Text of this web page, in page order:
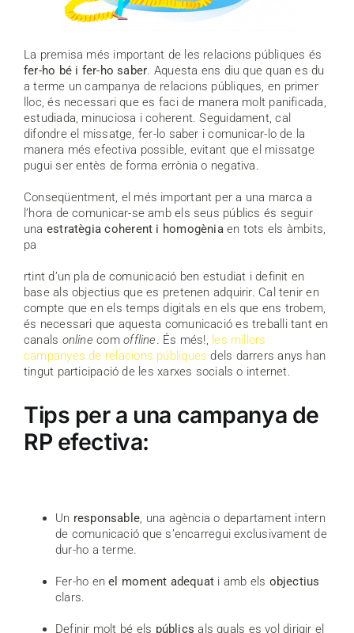
La premisa més important de les relacions públiques és
fer-ho bé i fer-ho saber. Aquesta ens diu que quan es du
a terme un campanya de relacions públiques, en primer
lloc, és necessari que es faci de manera molt panificada,
estudiada, minuciosa i coherent. Seguidament, cal
difondre el missatge, fer-lo saber i comunicar-lo de la
manera més efectiva possible, evitant que el missatge
pugui ser entès de forma errònia o negativa.
Conseqüentment, el més important per a una marca a
l’hora de comunicar-se amb els seus públics és seguir
una estratègia coherent i homogèniaen tots els àmbits,
pa
rtint d’un pla de comunicació ben estudiat i definit en
base als objectius que es pretenen adquirir. Cal tenir en
compte que en els temps digitals en els que ens trobem,
és necessari que aquesta comunicació es treballi tant en
canals online comoffline. És més!, les millors
campanyes de relacions públiques dels darrers anys han
tingut participació de les xarxes socials o internet.
Tips per a una campanya de
RP efectiva:
Un responsable, una agència o departament intern
de comunicació que s’encarregui exclusivament de
dur-ho a terme.
Fer-ho enel moment adequat i amb els objectius
clars.
Definir molt bé els públics als quals es vol dirigir el